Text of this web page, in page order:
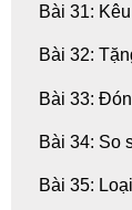
Bài 31:
Bài 32:
Bài 33:
Bài 34: So
Bài 35: